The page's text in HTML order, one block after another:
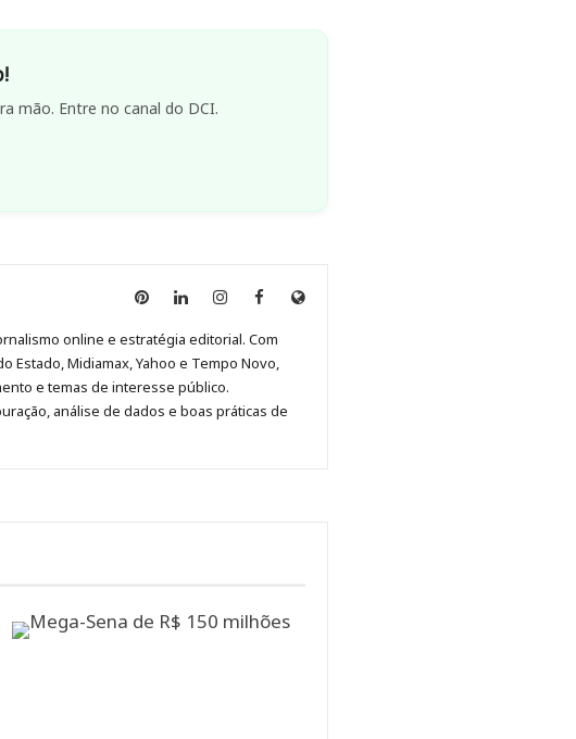
mão. Entre no canal do DCI.
Anny
no
Pinterest
Anny
no
LinkedIn
Anny
no
Instagram
Anny
no
Facebook
Site
online e estratégia editorial. Com
Estado, Midiamax, Yahoo e Tempo Novo,
e temas de interesse público.
análise de dados e boas práticas de